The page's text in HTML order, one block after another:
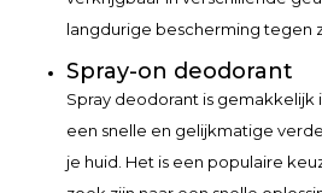
langdurige bescherming tegen
Spray-on deodorant
Spray deodorant is
een snelle en gelijkmatige
je huid. Het is een populaire